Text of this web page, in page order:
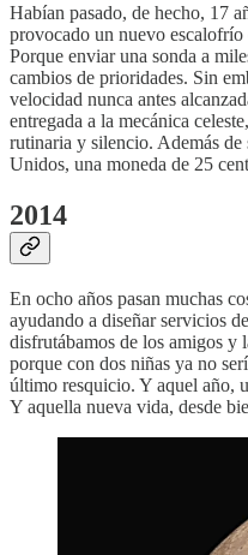
Habían pasado, de hecho, 17
provocado un nuevo
Porque enviar una sonda a
cambios de prioridades. Sin
velocidad nunca antes
entregada a la mecánica
rutinaria y silencio. Además
Unidos,​ una moneda de 25
2014
En ocho años pasan muchas
ayudando a diseñar servicios
disfrutábamos de los amigos y
porque con dos niñas ya no
último resquicio. Y aquel año,
Y aquella nueva vida, desde